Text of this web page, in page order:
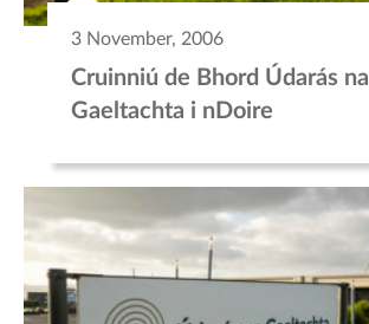
3 November, 2006
Cruinniú de Bhord Údarás na
Gaeltachta i nDoire